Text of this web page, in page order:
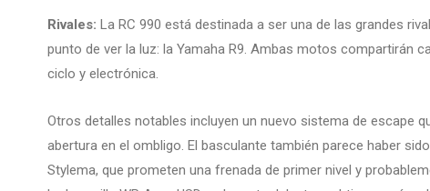
Rivales: La RC 990 está destinada a ser una de las grandes
punto de ver la luz: la Yamaha R9. Ambas motos compartirán
ciclo y electrónica.
Otros detalles notables incluyen un nuevo sistema de escape
abertura en el ombligo. El basculante también parece haber
Stylema, que prometen una frenada de primer nivel y